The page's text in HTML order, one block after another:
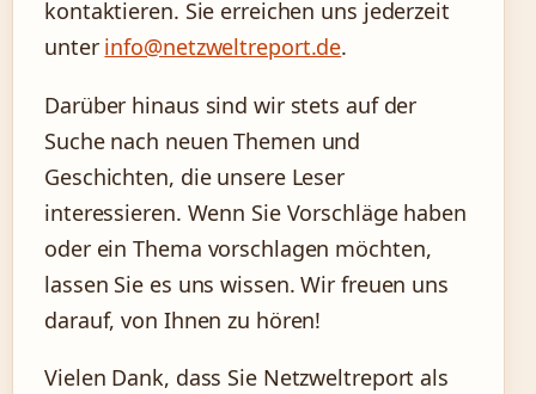
kontaktieren. Sie erreichen uns jederzeit
unter info@netzweltreport.de.
Darüber hinaus sind wir stets auf der
Suche nach neuen Themen und
Geschichten, die unsere Leser
interessieren. Wenn Sie Vorschläge haben
oder ein Thema vorschlagen möchten,
lassen Sie es uns wissen. Wir freuen uns
darauf, von Ihnen zu hören!
Vielen Dank, dass Sie Netzweltreport als